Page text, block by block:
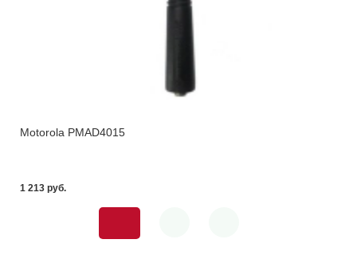
Motorola PMAD4015
1 213 pуб.